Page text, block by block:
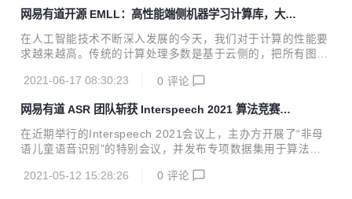
网易有道开源 EMLL：高性能端侧机器学习计算库，大幅
提高计算性能
在人工智能技术不断深入发展的今天，我们对于计算的性能要
求越来越高。传统的计算处理多数是基于云侧的，把所有图
馈。但是随着数据的指数式增长，依靠云侧的计算已经显现了
等，因此端侧的推理则愈发重要。 在这样的背景下，网易有道
AI团队自主设计研发了高性能端侧机器学习计算库——EMLL
(Edge ML Library)，并已在近日开源。 EMLL 为加速端侧 AI
支持fp32、fp16、int8等数据类型，已在网易有道词典笔、翻
2021-06-17 08:30:23 0 评论
网易有道 ASR 团队斩获 Interspeech 2021 算法竞赛两
项冠军
在近期举行的Interspeech 2021会议上，主办方开展了“非母
语儿童语音识别”的特别会议，并发布专项数据集用于算法评
共分为4个细分赛道，网易有道ASR团队斩获其中2项冠军与1
2021-05-12 15:28:26 0 评论